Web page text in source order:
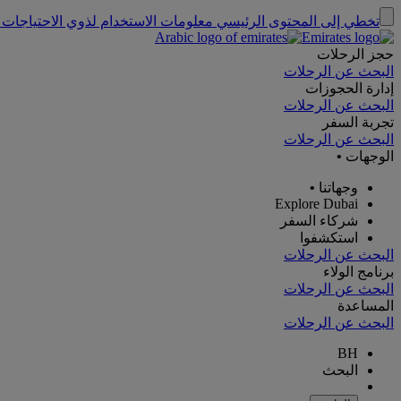
تخطي إلى المحتوى الرئيسي معلومات الاستخدام لذوي
حجز الرحلات
البحث عن الرحلات
إدارة الحجوزات
البحث عن الرحلات
تجربة السفر
البحث عن الرحلات
الوجهات •
وجهاتنا •
Explore Dubai
شركاء السفر
استكشفوا
البحث عن الرحلات
برنامج الولاء
البحث عن الرحلات
المساعدة
البحث عن الرحلات
BH
البحث